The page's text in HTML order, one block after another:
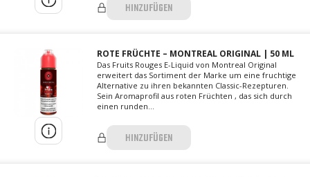
HINZUFÜGEN
ROTE FRÜCHTE – MONTREAL ORIGINAL | 50 ML
Das Fruits Rouges E-Liquid von Montreal Original
erweitert das Sortiment der Marke um eine fruchtige
Alternative zu ihren bekannten Classic-Rezepturen.
Sein Aromaprofil aus roten Früchten , das sich durch
einen runden...
HINZUFÜGEN